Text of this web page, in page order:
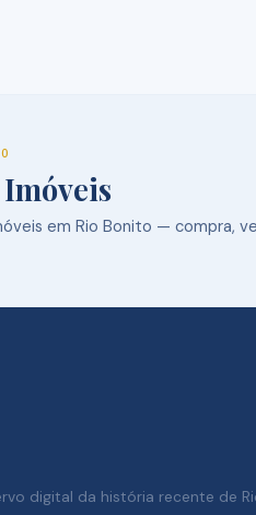
em Rio Bonito — compra,
digital da história recente de